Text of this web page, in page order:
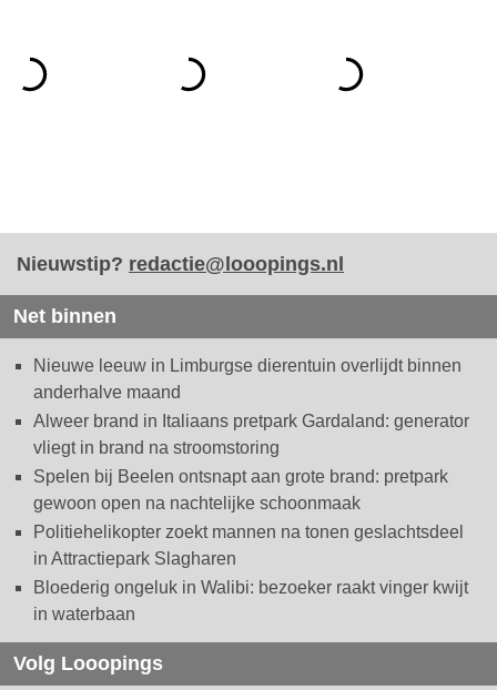
Nieuwstip? redactie@looopings.nl
Net binnen
Nieuwe leeuw in Limburgse dierentuin overlijdt binnen
anderhalve maand
Alweer brand in Italiaans pretpark Gardaland: generator
vliegt in brand na stroomstoring
Spelen bij Beelen ontsnapt aan grote brand: pretpark
gewoon open na nachtelijke schoonmaak
Politiehelikopter zoekt mannen na tonen geslachtsdeel
in Attractiepark Slagharen
Bloederig ongeluk in Walibi: bezoeker raakt vinger kwijt
in waterbaan
Volg Looopings